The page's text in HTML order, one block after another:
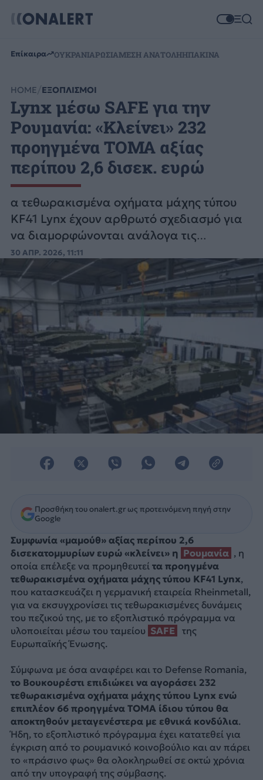
Επίκαιρα ΟΥΚΡΑΝΙΑΡΩΣΙΑΜΕΣΗ ΑΝΑΤΟΛΗΗΠΑΚΙΝΑ
HOME ΕΞΟΠΛΙΣΜΟΙ
Lynx μέσω SAFE για την
Ρουμανία: «Κλείνει» 232
προηγμένα ΤΟΜΑ αξίας
περίπου 2,6 δισεκ. ευρώ
α τεθωρακισμένα οχήματα μάχης τύπου
KF41 Lynx έχουν αρθρωτό σχεδιασμό για
να διαμορφώνονται ανάλογα τις
απαιτήσεις της αποστολής που θα
εκτελέσουν.
30 ΑΠΡ. 2026, 11:11
Προσθήκη του onalert.gr ως προτεινόμενη πηγή στην
Google
Συμφωνία «μαμούθ» αξίας περίπου 2,6
δισεκατομμυρίων ευρώ «κλείνει» η Ρουμανία , η
οποία επέλεξε να προμηθευτεί τα προηγμένα
τεθωρακισμένα οχήματα μάχης τύπου KF41 Lynx,
που κατασκευάζει η γερμανική εταιρεία Rheinmetall,
για να εκσυγχρονίσει τις τεθωρακισμένες δυνάμεις
του πεζικού της, με το εξοπλιστικό πρόγραμμα να
υλοποιείται μέσω του ταμείου SAFE
της
Ευρωπαϊκής Ένωσης.
Σύμφωνα με όσα αναφέρει και το Defense Romania,
το Βουκουρέστι επιδιώκει να αγοράσει 232
τεθωρακισμένα οχήματα μάχης τύπου Lynx ενώ
επιπλέον 66 προηγμένα ΤΟΜΑ ίδιου τύπου θα
αποκτηθούν μεταγενέστερα με εθνικά κονδύλια.
Ήδη, το εξοπλιστικό πρόγραμμα έχει κατατεθεί για
έγκριση από το ρουμανικό κοινοβούλιο και αν πάρει
το «πράσινο φως» θα ολοκληρωθεί σε οκτώ χρόνια
από την υπογραφή της σύμβασης.